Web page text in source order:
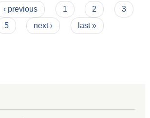
‹ previous 1 2
3
5 next › last »